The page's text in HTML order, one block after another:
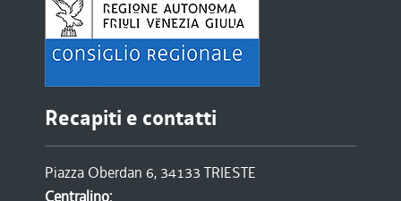
Recapiti e contatti
Piazza Oberdan 6, 34133 TRIESTE
Centralino: